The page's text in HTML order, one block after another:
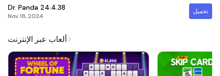
Dr. Panda 24.4.38
Nov 18, 2024
تحميل
ألعاب عبر الإنترنت